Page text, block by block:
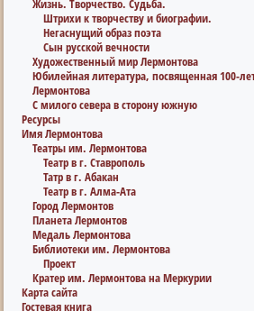
Жизнь. Творчество. Судьба.
Штрихи к творчеству и биографии.
Негаснущий образ поэта
Сын русской вечности
Художественный мир Лермонтова
Юбилейная литература, посвященная 100-
Лермонтова
С милого севера в сторону южную
Ресурсы
Имя Лермонтова
Театры им. Лермонтова
Театр в г. Ставрополь
Татр в г. Абакан
Театр в г. Алма-Ата
Город Лермонтов
Планета Лермонтов
Медаль Лермонтова
Библиотеки им. Лермонтова
Проект
Кратер им. Лермонтова на Меркурии
Карта сайта
Гостевая книга